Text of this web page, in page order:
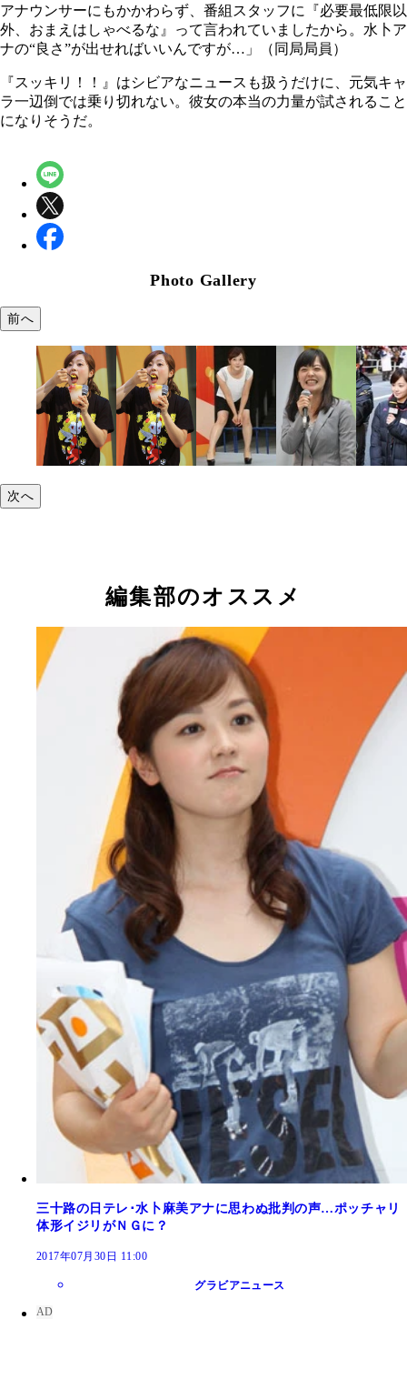
アナウンサーにもかかわらず、番組スタッフに『必要最低限以
外、おまえはしゃべるな』って言われていましたから。水卜ア
ナの“良さ”が出せればいいんですが…」（同局局員）
『スッキリ！！』はシビアなニュースも扱うだけに、元気キャ
ラ一辺倒では乗り切れない。彼女の本当の力量が試されること
になりそうだ。
Photo Gallery
前へ
次へ
編集部のオススメ
三十路の日テレ･水卜麻美アナに思わぬ批判の声…ポッチャリ
体形イジリがＮＧに？
2017年07月30日 11:00
グラビアニュース